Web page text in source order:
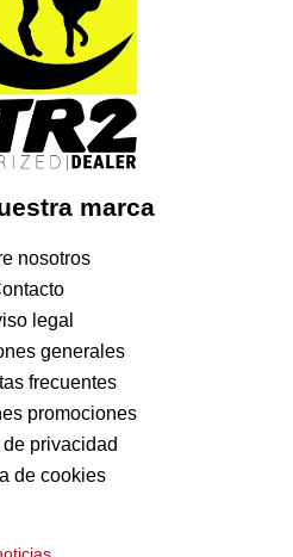
marca
nosotros
legal
generales
frecuentes
promociones
privacidad
de cookies